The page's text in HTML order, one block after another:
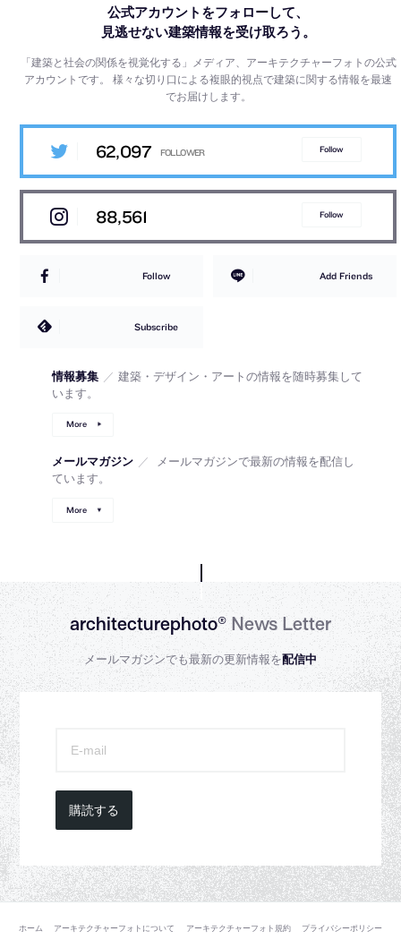
公式アカウントをフォローして、
見逃せない建築情報を受け取ろう。
「建築と社会の関係を視覚化する」メディア、アーキテクチャーフォトの公式
アカウントです。様々な切り口による複眼的視点で建築に関する情報を最速
でお届けします。
62,097 Follow
88,561 Follow
Follow Add Friends
Subscribe
情報募集 ／ 建築・デザイン・アートの情報を随時募集して
います。
More
メールマガジン ／
メールマガジンで最新の情報を配信し
ています。
More
architecturephoto®News Letter
メールマガジンでも最新の更新情報を配信中
購読する
ホーム アーキテクチャーフォトについて アーキテクチャーフォト規約 プライバシーポリシー